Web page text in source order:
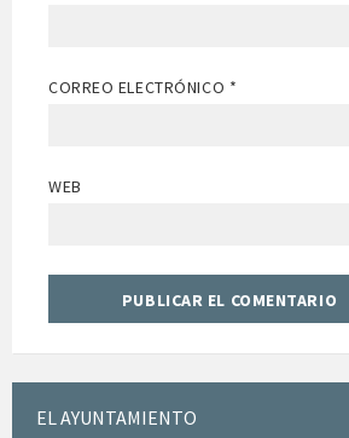
CORREO ELECTRÓNICO *
WEB
EL AYUNTAMIENTO